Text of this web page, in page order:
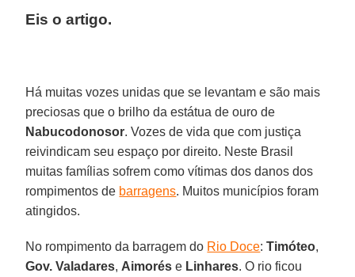
Eis o artigo.
Há muitas vozes unidas que se levantam e são mais
preciosas que o brilho da estátua de ouro de
Nabucodonosor. Vozes de vida que com justiça
reivindicam seu espaço por direito. Neste Brasil
muitas famílias sofrem como vítimas dos danos dos
rompimentos de barragens. Muitos municípios foram
atingidos.
No rompimento da barragem do Rio Doce:Timóteo,
Gov. Valadares, Aimorés e Linhares. O rio ficou